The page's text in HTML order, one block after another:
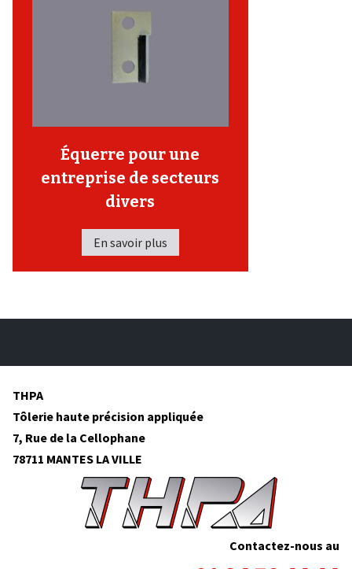
Équerre pour une
entreprise de secteurs
divers
En savoir plus
THPA
Tôlerie haute précision appliquée
7, Rue de la Cellophane
78711 MANTES LA VILLE
Contactez-nous au